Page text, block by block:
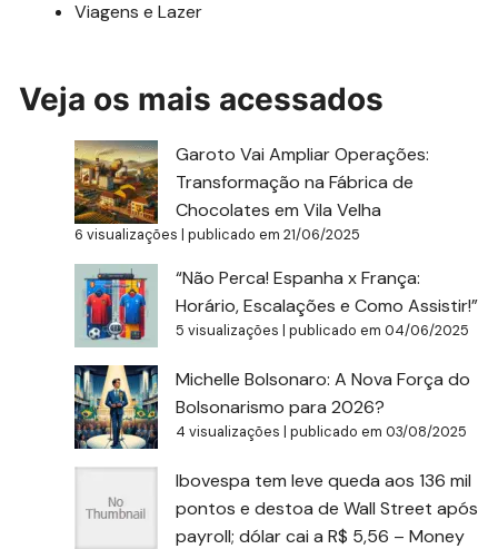
Viagens e Lazer
Veja os mais acessados
Garoto Vai Ampliar Operações:
Transformação na Fábrica de
Chocolates em Vila Velha
6 visualizações |publicado em 21/06/2025
“Não Perca! Espanha x França:
Horário, Escalações e Como Assistir!”
5 visualizações |publicado em 04/06/2025
Michelle Bolsonaro: A Nova Força do
Bolsonarismo para 2026?
4 visualizações |publicado em 03/08/2025
Ibovespa tem leve queda aos 136 mil
pontos e destoa de Wall Street após
payroll; dólar cai a R$ 5,56 – Money